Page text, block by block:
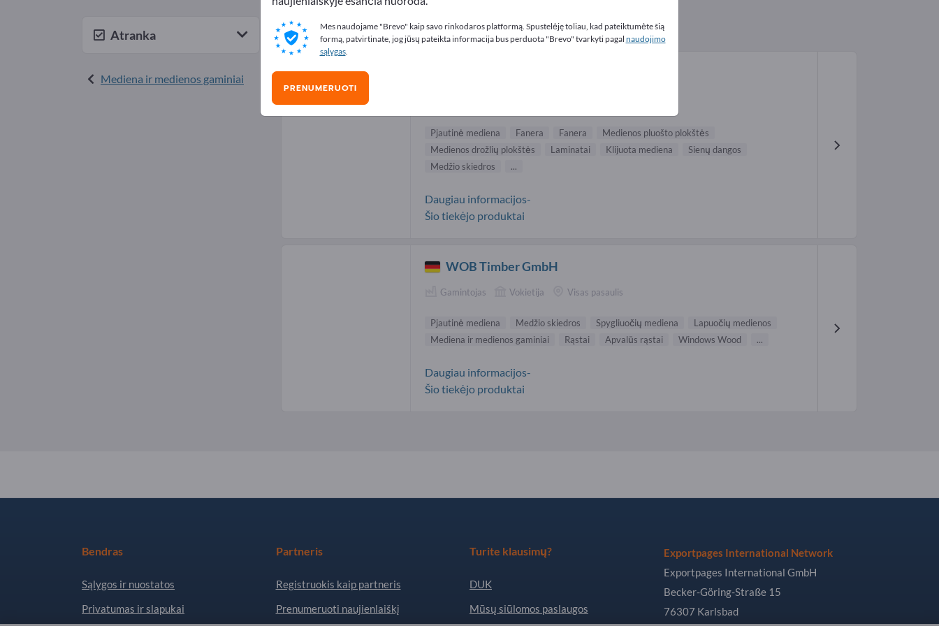
Atranka
Mediena ir medienos gaminiai
Pjautinė mediena tiekėjai (2)
Pjautinė mediena Fanera Fanera
Medienos pluošto plokštės
Medienos drožlių plokštės
Laminatai Klijuota mediena
Sienų dangos
Medžio skiedros
...
Daugiau informacijos-
Šio tiekėjo produktai
WOB Timber GmbH
Gamintojas Vokietija Visas pasaulis
Pjautinė mediena Medžio skiedros Spygliuočių mediena
Lapuočių medienos
Mediena ir medienos gaminiai
Rąstai Apvalūs rąstai Windows Wood ...
Daugiau informacijos-
Šio tiekėjo produktai
Bendras
Sąlygos ir nuostatos
Privatumas ir slapukai
Partneris
Registruokis kaip partneris
Prenumeruoti naujienlaiškį
Turite klausimų?
DUK
Mūsų siūlomos paslaugos
Exportpages International Network
Exportpages International GmbH
Becker-Göring-Straße 15
76307 Karlsbad
Mes naudojame "Brevo" kaip savo rinkodaros platformą. Spustelėję toliau, kad pateiktumėte šią
formą, patvirtinate, jog jūsų pateikta informacija bus perduota "Brevo" tvarkyti pagal naudojimo
sąlygas.
PRENUMERUOTI